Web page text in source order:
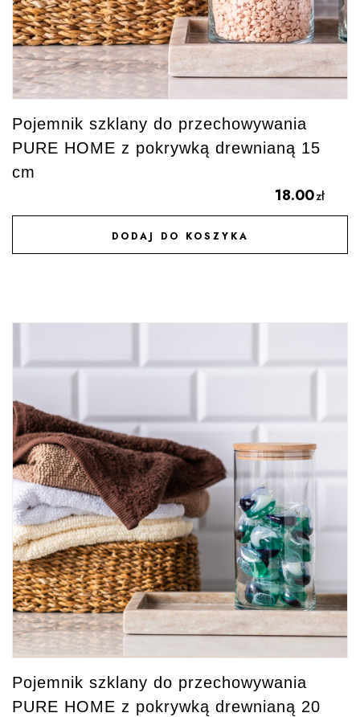
Pojemnik szklany do przechowywania
PURE HOME z pokrywką drewnianą 15
cm
18.00zł
DODAJ DO KOSZYKA
DODAJ DO ULUBIONYCH
Pojemnik szklany do przechowywania
PURE HOME z pokrywką drewnianą 20